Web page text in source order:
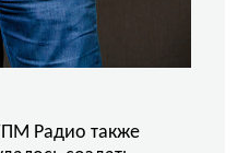
Радио также